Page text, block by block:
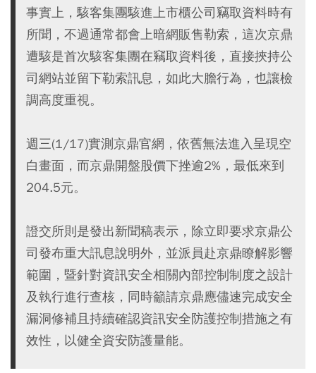
事實上，駭客集團駭進上市櫃公司竊取資料時有
所聞，不過通常都會上暗網販售勒索，這次京鼎
遭駭是首次駭客集團在竊取資料後，直接挾持公
司網站並留下勒索訊息，如此大膽行為，也讓檢
調高度重視。
週三(1/17)實測京鼎官網，依舊無法進入呈現空
白畫面，而京鼎開盤股價下挫逾2%，最低來到
204.5元。
證交所則是發出新聞稿表示，除立即要求京鼎公
司發布重大訊息說明外，並派員赴京鼎瞭解影響
範圍，暨針對資訊安全相關內部控制制度之設計
及執行進行查核，同時籲請京鼎應儘速完成安全
漏洞修補且持續確認資訊安全防護控制措施之有
效性，以健全資安防護量能。